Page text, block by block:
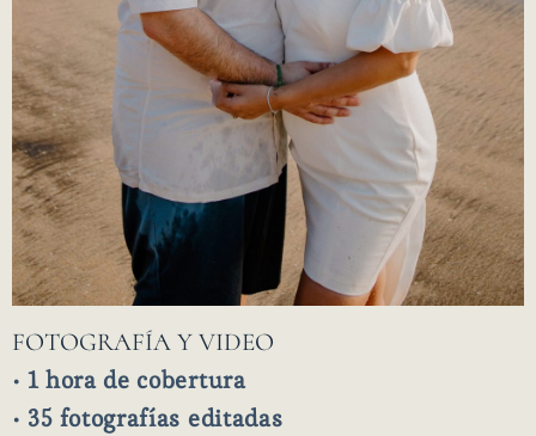
FOTOGRAFÍA Y VIDEO
• 1 hora de cobertura
• 35 fotografías editadas